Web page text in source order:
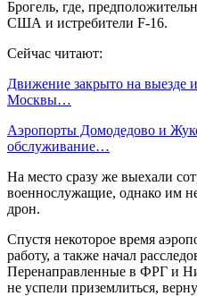
Брогель, где,
США и истребители F-16.
Сейчас читают:
Движение закрыто на выезде
Москвы…
Аэропорты Домодедово и
обслуживание…
На место сразу же выехали
военнослужащие, однако им
дрон.
Спустя некоторое время
работу, а также начал
Перенаправленные в ФРГ и
не успели приземлиться,